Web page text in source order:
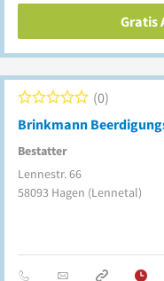
Gratis
Brinkmann
Bestatter
0
Lennestr. 66
58093 Hagen (Lennetal)